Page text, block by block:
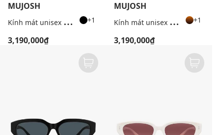
MUJOSH
K
ính mát unisex gọng oval cao cấp +1
3,190,000₫
MUJOSH
K
ính mát unisex gọng oval cao cấp +1
3,190,000₫